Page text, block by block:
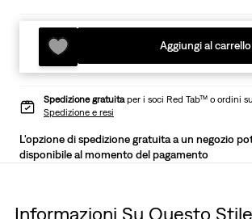
Aggiungi al carrello
Spedizione gratuitaper i soci Red Tab™ o ordini
Spedizione e resi
L'opzione di spedizione gratuita a un negozio
disponibile al momento del pagamento
Informazioni Su Questo Stile